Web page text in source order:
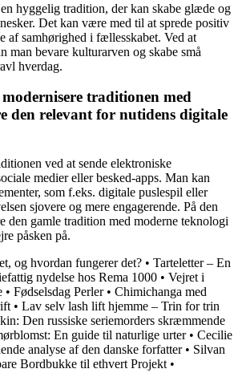
hyggelig tradition, der kan skabe glæde og
Det kan være med til at sprede positiv
af samhørighed i fællesskabet. Ved at
man bevare kulturarven og skabe små
hverdag.
traditionen med
den relevant for nutidens digitale
ved at sende elektroniske
medier eller besked-apps. Man kan
som f.eks. digitale puslespil eller
sjovere og mere engagerende. På den
den gamle tradition med moderne teknologi
påsken på.
og hvordan fungerer det? • Tarteletter – En
nydelse hos Rema 1000 • Vejret i
• Fødselsdag Perler• Chimichanga med
• Lav selv lash lift hjemme – Trin for trin
Den russiske seriemorders skræmmende
En guide til naturlige urter• Cecilie
analyse af den danske forfatter• Silvan
Bordbukke til ethvert Projekt •